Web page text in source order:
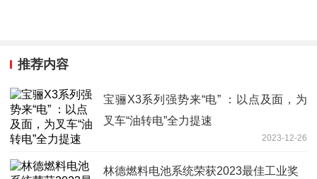
推荐内容
宝骊X3系列强势来“电” ：以点及面，为
叉车“油转电”全力提速
2023-12-26
林德燃料电池系统荣获2023最佳工业奖